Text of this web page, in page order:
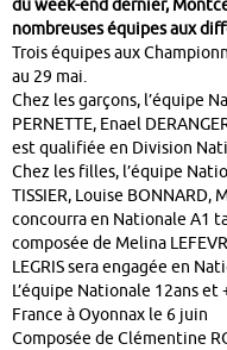
du week-end dernier,
nombreuses équipes aux
Trois équipes aux
au 29 mai.
Chez les garçons, l’équipe
PERNETTE, Enael
est qualifiée en Division
Chez les filles, l’équipe
TISSIER, Louise BONNARD,
concourra en Nationale A1
composée de Melina
LEGRIS sera engagée en
L’équipe Nationale 12ans
France à Oyonnax le 6 juin
Composée de Clémentine